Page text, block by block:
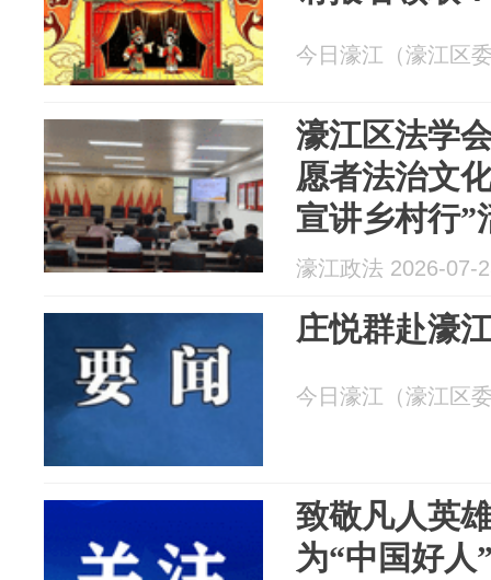
今日濠江（濠江区
濠江区法学
愿者法治文
宣讲乡村行”
濠江政法 2026-07-
庄悦群赴濠
今日濠江（濠江区
致敬凡人英
为“中国好人